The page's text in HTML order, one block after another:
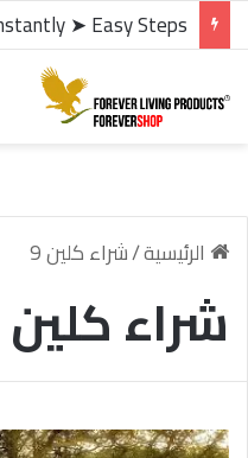
الرئيسية/شراء كلين 9
شراء كلين 9